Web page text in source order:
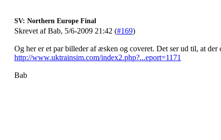
SV: Northern Europe Final
Skrevet af Bab, 5/6-2009 21:42 (#169)
Og her er et par billeder af æsken og coveret. Det ser ud til, at
http://www.uktrainsim.com/index2.php?...eport=1171
Bab